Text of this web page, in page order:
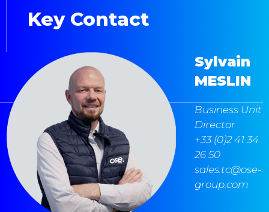
Key Contact
Sylvain
MESLIN
Business Unit
Director
+33 (0)2 41 34
26 50
sales.tc@ose-
group.com